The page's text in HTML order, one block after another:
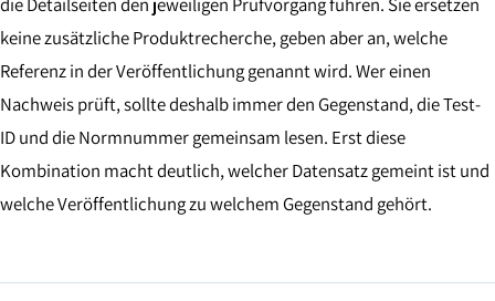
keine zusätzliche Produktrecherche, geben aber an, welche
Referenz in der Veröffentlichung genannt wird. Wer einen
Nachweis prüft, sollte deshalb immer den Gegenstand, die Test-
ID und die Normnummer gemeinsam lesen. Erst diese
Kombination macht deutlich, welcher Datensatz gemeint ist und
welche Veröffentlichung zu welchem Gegenstand gehört.